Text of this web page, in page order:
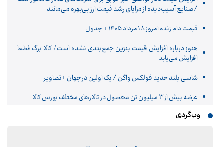
/ صنایع آسیب‌دیده از مزایای رشد قیمت ارز بی‌بهره می‌مانند
قیمت دام زنده امروز ۱۸ مرداد ۱۴۰۵ + جدول
هنوز درباره افزایش قیمت بنزین جمع‌بندی نشده است/ کالا برگ قطعا
افزایش می‌یابد
شاسی بلند جدید فولکس واگن / یک اولین در جهان +تصاویر
عرضه بیش از ۳ میلیون تن محصول در تالارهای مختلف بورس کالا
وب‌گردی